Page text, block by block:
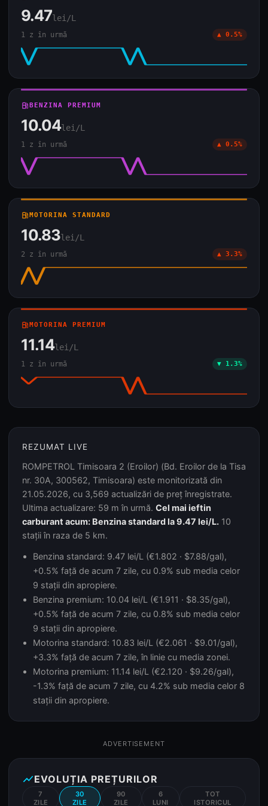
9.47lei/L
1 z în urmă ▲ 0.5%
local_gas_stationBENZINA PREMIUM
10.04lei/L
1 z în urmă ▲ 0.5%
local_gas_stationMOTORINA STANDARD
10.83lei/L
2 z în urmă ▲ 3.3%
local_gas_stationMOTORINA PREMIUM
11.14lei/L
1 z în urmă ▼ 1.3%
REZUMAT LIVE
ROMPETROL Timisoara 2 (Eroilor) (Bd. Eroilor de la Tisa
nr. 30A, 300562, Timisoara) este monitorizată din
21.05.2026, cu 3,569 actualizări de preț înregistrate.
Ultima actualizare: 59 m în urmă. Cel mai ieftin
carburant acum: Benzina standard la 9.47 lei/L. 10
stații în raza de 5 km.
Benzina standard: 9.47 lei/L (€1.802 · $7.88/gal),
+0.5% față de acum 7 zile, cu 0.9% sub media celor
9 stații din apropiere.
Benzina premium: 10.04 lei/L (€1.911 · $8.35/gal),
+0.5% față de acum 7 zile, cu 0.8% sub media celor
9 stații din apropiere.
Motorina standard: 10.83 lei/L (€2.061 · $9.01/gal),
+3.3% față de acum 7 zile, în linie cu media zonei.
Motorina premium: 11.14 lei/L (€2.120 · $9.26/gal),
-1.3% față de acum 7 zile, cu 4.2% sub media celor 8
stații din apropiere.
ADVERTISEMENT
show_chartEVOLUȚIA PREȚURILOR
7
ZILE
30
ZILE
90
ZILE
6
LUNI
TOT
ISTORICUL